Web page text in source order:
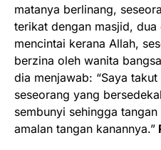
matanya berlinang,
terikat dengan masjid,
mencintai kerana Allah,
berzina oleh wanita
dia menjawab: “Saya takut
seseorang yang
sembunyi sehingga
amalan tangan kanannya.”